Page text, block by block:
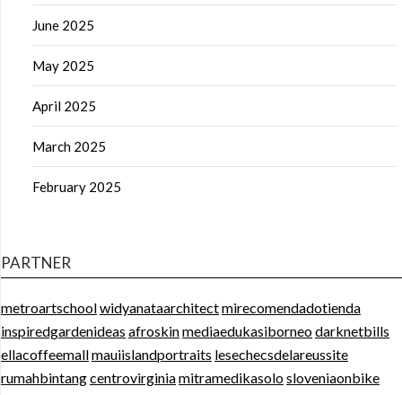
June 2025
May 2025
April 2025
March 2025
February 2025
PARTNER
metroartschoolwidyanataarchitectmirecomendadotienda
inspiredgardenideas afroskinmediaedukasiborneodarknetbills
ellacoffeemallmauiislandportraits lesechecsdelareussite
rumahbintangcentrovirginiamitramedikasolosloveniaonbike